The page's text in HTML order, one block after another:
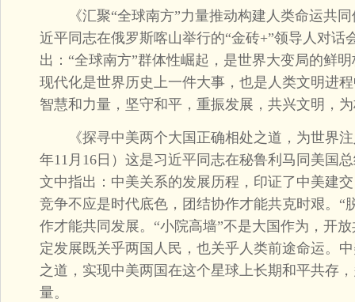
《汇聚“全球南方”力量推动构建人类命运共同
近平同志在俄罗斯喀山举行的“金砖+”领导人对话
出：“全球南方”群体性崛起，是世界大变局的鲜
现代化是世界历史上一件大事，也是人类文明进
智慧和力量，坚守和平，重振发展，共兴文明，
《探寻中美两个大国正确相处之道，为世界注
年11月16日）这是习近平同志在秘鲁利马同美国
文中指出：中美关系的发展历程，印证了中美建
竞争不应是时代底色，团结协作才能共克时艰。“
作才能共同发展。“小院高墙”不是大国作为，开
定发展既关乎两国人民，也关乎人类前途命运。
之道，实现中美两国在这个星球上长期和平共存
量。